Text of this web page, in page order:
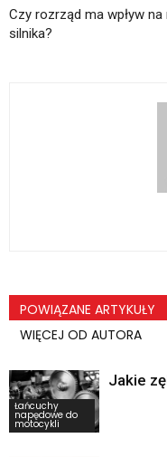
Czy rozrząd ma wpływ
silnika?
POWIĄZANE ARTYKUŁY
WIĘCEJ OD AUTORA
Łańcuchy
napędowe do
motocykli
Jakie